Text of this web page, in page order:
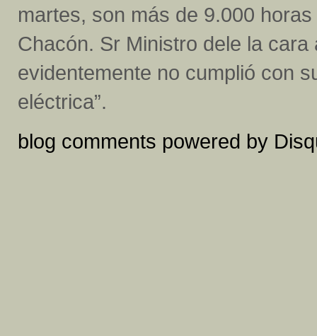
martes, son más de 9.000
Chacón. Sr Ministro dele la
evidentemente no cumplió con
eléctrica”.
blog comments powered by